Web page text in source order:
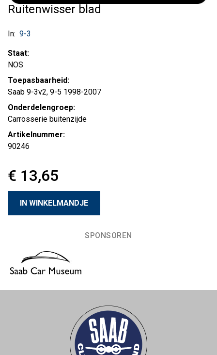
Ruitenwisser blad
In: 9-3
Staat:
NOS
Toepasbaarheid:
Saab 9-3v2, 9-5 1998-2007
Onderdelengroep:
Carrosserie buitenzijde
Artikelnummer:
90246
€ 13,65
SPONSOREN